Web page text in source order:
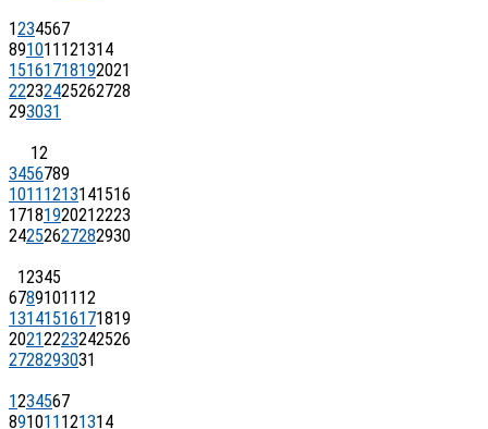
1234567
891011 121314
15161718192021
22232425262728
293031
12
3456789
1011 1213141516
17181920212223
24252627282930
12345
67891011 12
13141516171819
20212223242526
2728293031
1234567
891011 121314